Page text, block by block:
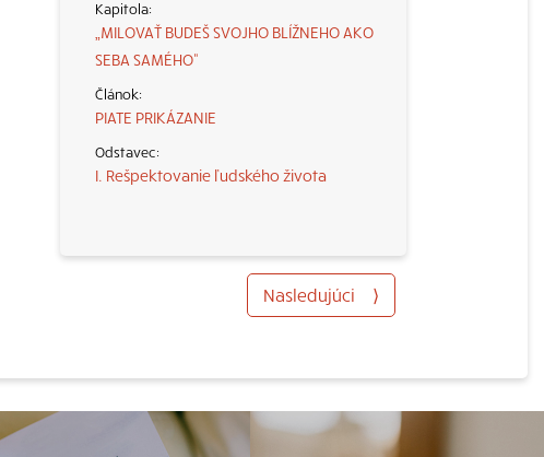
„MILOVAŤ BUDEŠ SVOJHO BLÍŽNEHO AKO
SEBA SAMÉHO“
PIATE PRIKÁZANIE
I. Rešpektovanie ľudského života
Nasledujúci ⟩